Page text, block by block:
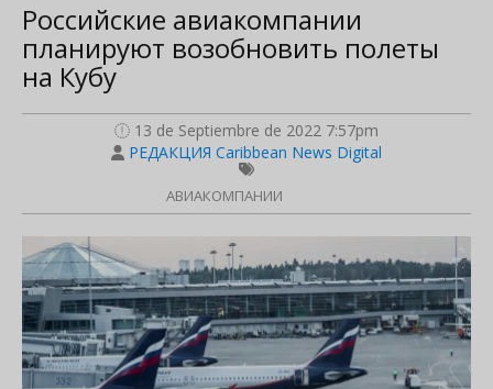
Российские авиакомпании
планируют возобновить полеты
на Кубу
13 de Septiembre de 2022 7:57pm
РЕДАКЦИЯ Caribbean News Digital
АВИАКОМПАНИИ